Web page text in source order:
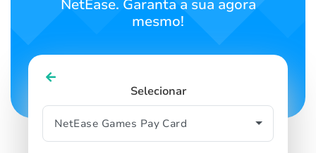
NetEase. Garanta a sua agora
mesmo!
Selecionar